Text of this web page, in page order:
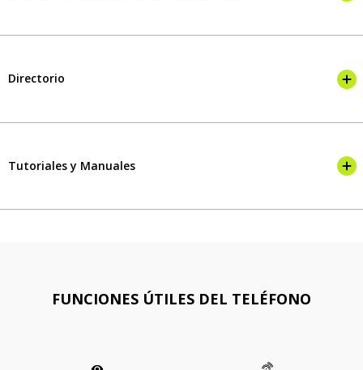
Directorio
Tutoriales y Manuales
FUNCIONES ÚTILES DEL TELÉFONO